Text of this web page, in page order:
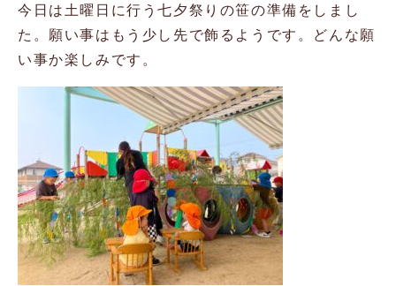
今日は土曜日に行う七夕祭りの笹の準備をしまし
た。願い事はもう少し先で飾るようです。どんな願
い事か楽しみです。